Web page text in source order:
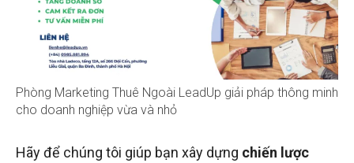
Phòng Marketing Thuê Ngoài LeadUp giải pháp thông minh
cho doanh nghiệp vừa và nhỏ
Hãy để chúng tôi giúp bạn xây dựng chiến lược